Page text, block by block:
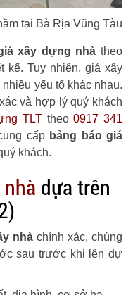
tại Bà Rịa Vũng Tàu
xây dựng nhà theo
kế. Tuy nhiên, giá xây
yếu tố khác nhau.
và hợp lý quý khách
TLT theo0917 341
cấp bảng báo giá
khách.
dựa trên
nhà chính xác, chúng
sau trước khi lên dự